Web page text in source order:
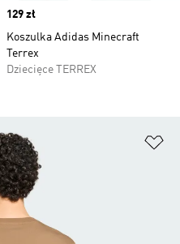
Price
129 zł
Koszulka Adidas Minecraft
Terrex
Dziecięce TERREX